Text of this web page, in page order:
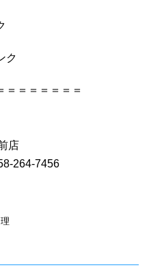
ク
＝＝＝＝＝＝＝
店
264-7456